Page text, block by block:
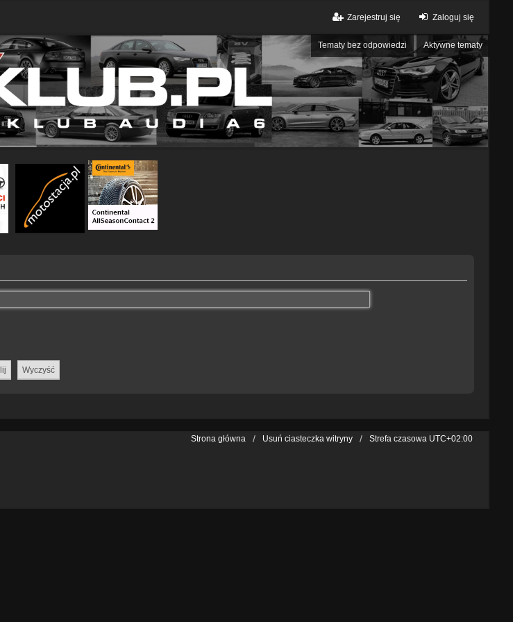
Zaloguj się
Zarejestruj się
Tematy bez odpowiedzi Aktywne tematy
Strona główna Usuń ciasteczka witryny Strefa czasowa UTC+02:00